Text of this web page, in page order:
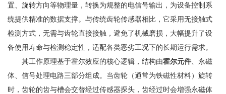
置、旋转方向等物理量，转换为规整的电信号输出，为设备控制系
统提供精准的数据支撑。与传统齿轮传感器相比，它采用无接触式
检测方式，无需与齿轮直接接触，避免了机械磨损，大幅提升了设
备使用寿命与检测稳定性，适配各类恶劣工况下的长期运行需求。
其工作原理基于霍尔效应的核心逻辑，结构由霍尔元件 、永磁
体、信号处理电路三部分组成。当齿轮（通常为铁磁性材料）旋转
时，齿轮的齿与槽会交替经过传感器探头，齿经过时会增强永磁体